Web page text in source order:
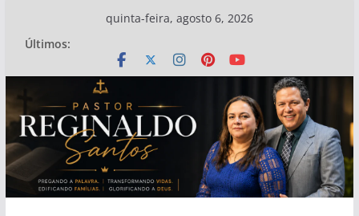
conteúdo
quinta-feira, agosto 6, 2026
Últimos: